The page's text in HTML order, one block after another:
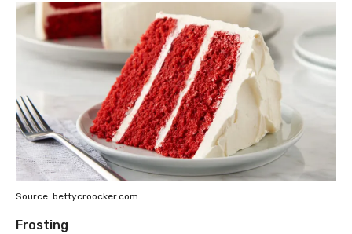
Source: bettycroocker.com
Frosting